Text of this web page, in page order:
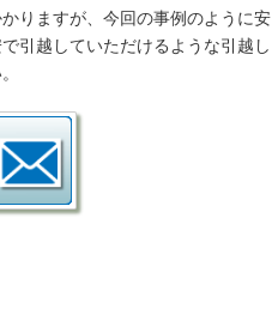
りますが、今回の事例のように安
引越していただけるような引越し